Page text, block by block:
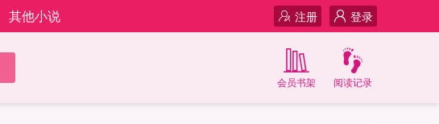
其他小说 登录
注册
阅读记录
会员书架